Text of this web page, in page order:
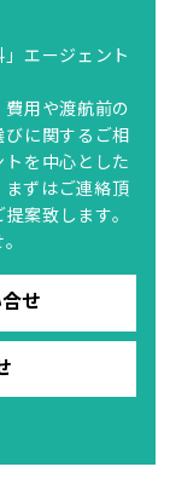
エージェント
用や渡航前の
に関するご相
を中心とした
ずはご連絡頂
案致します。
せ